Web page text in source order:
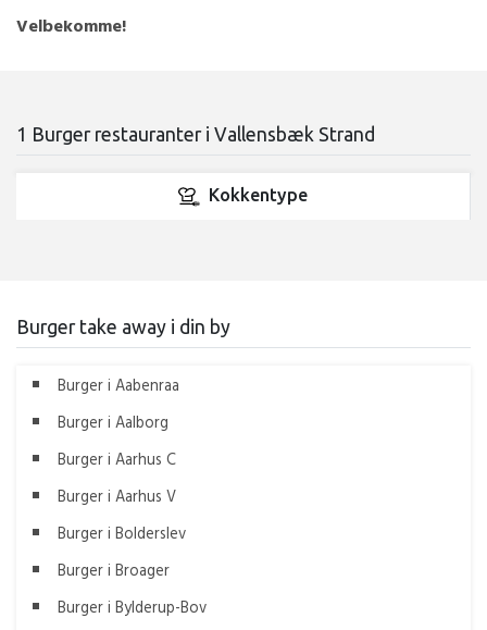
Velbekomme!
1 Burger restauranter i Vallensbæk Strand
Kokkentype
Burger take away i din by
Burger i Aabenraa
Burger i Aalborg
Burger i Aarhus C
Burger i Aarhus V
Burger i Bolderslev
Burger i Broager
Burger i Bylderup-Bov